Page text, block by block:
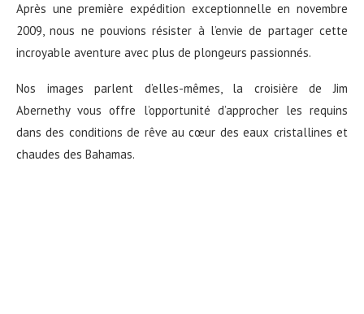
Après une première expédition exceptionnelle en novembre
2009, nous ne pouvions résister à l’envie de partager cette
incroyable aventure avec plus de plongeurs passionnés.
Nos images parlent d’elles-mêmes, la croisière de Jim
Abernethy vous offre l’opportunité d’approcher les requins
dans des conditions de rêve au cœur des eaux cristallines et
chaudes des Bahamas.